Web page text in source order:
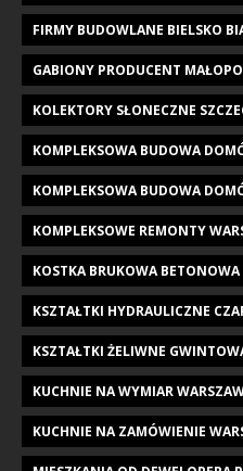
FIRMY BUDOWLANE BIELSKO
GABIONY PRODUCENT
KOLEKTORY SŁONECZNE
KOMPLEKSOWA BUDOWA
KOMPLEKSOWA BUDOWA
KOMPLEKSOWE REMONTY
KOSTKA BRUKOWA BETONOWA
KSZTAŁTKI HYDRAULICZNE
KSZTAŁTKI ŻELIWNE
KUCHNIE NA WYMIAR
KUCHNIE NA ZAMÓWIENIE